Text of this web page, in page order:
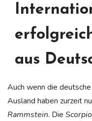
aus
Auch wenn die
Ausland haben zurzeit
Rammstein. Die